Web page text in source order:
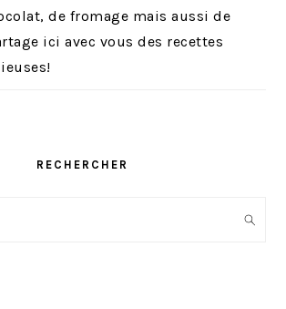
de fromage mais aussi de
ici avec vous des recettes
RECHERCHER